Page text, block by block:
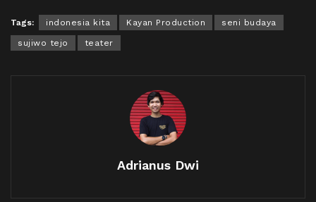
Tags: indonesia kita Kayan Production seni budaya
sujiwo tejo teater
Adrianus Dwi